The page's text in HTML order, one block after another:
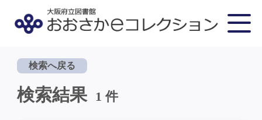
検索へ戻る
検索結果 1 件